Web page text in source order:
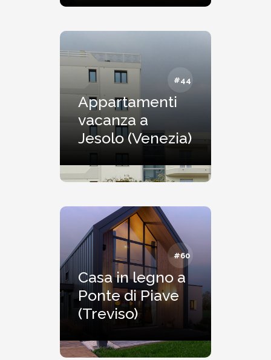
#44
Appartamenti
vacanza a
Jesolo (Venezia)
#60
Casa in legno a
Ponte di Piave
(Treviso)